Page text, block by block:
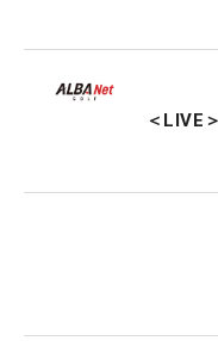
＜LIVE